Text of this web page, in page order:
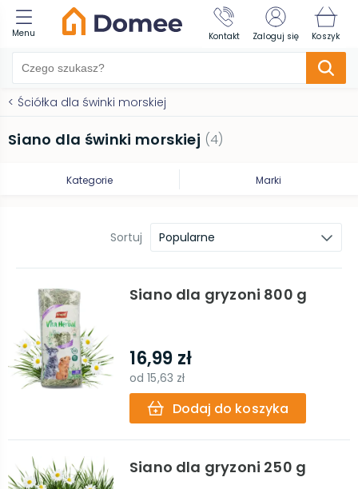
Menu Kontakt Zaloguj się Koszyk
< Ściółka dla świnki morskiej
Siano dla świnki morskiej (4)
Kategorie Marki
Sortuj Popularne
Siano dla gryzoni 800 g
16,99 zł
od15,63 zł
Dodaj do koszyka
Siano dla gryzoni 250 g